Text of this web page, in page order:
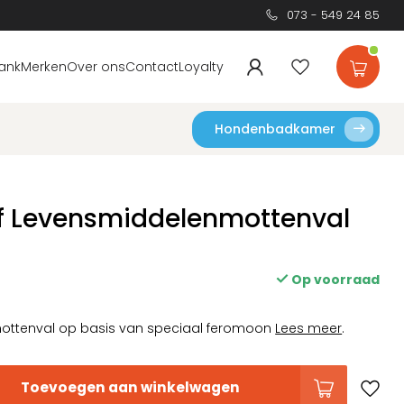
073 - 549 24 85
MerkenOver onsContactLoyalty
Hondenbadkamer
Levensmiddelenmottenval
Op voorraad
op basis van speciaal feromoon Lees meer.
Toevoegen aan winkelwagen